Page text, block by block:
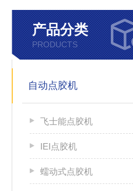
产品分类
PRODUCTS
自动点胶机
飞士能点胶机
IEI点胶机
蠕动式点胶机